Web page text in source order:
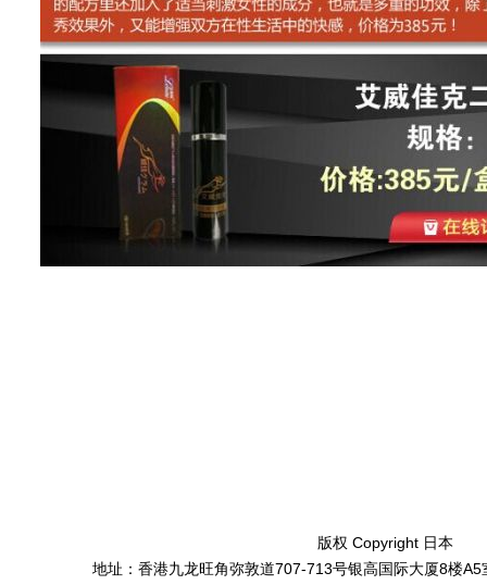
版权 Copyright 日本
地址：香港九龙旺角弥敦道707-713号银高国际大厦8楼